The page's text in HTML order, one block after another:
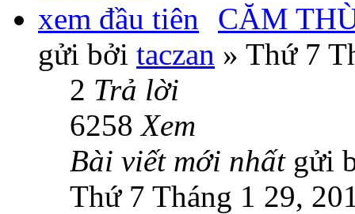
CĂM
gửi bởi taczan » Thứ 7
2 Trả lời
6258Xem
Bài viết mới nhất gửi
Thứ 7 Tháng 1 29,